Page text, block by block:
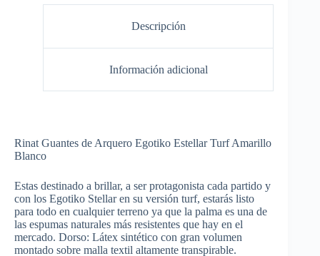
Descripción
Información adicional
Rinat Guantes de Arquero Egotiko Estellar Turf Amarillo
Blanco
Estas destinado a brillar, a ser protagonista cada partido y
con los Egotiko Stellar en su versión turf, estarás listo
para todo en cualquier terreno ya que la palma es una de
las espumas naturales más resistentes que hay en el
mercado. Dorso: Látex sintético con gran volumen
montado sobre malla textil altamente transpirable.